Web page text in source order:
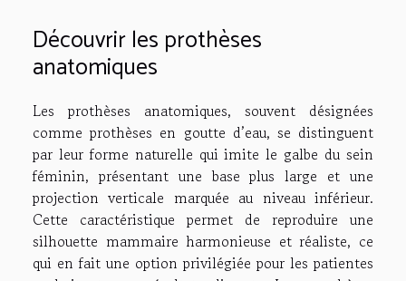
Découvrir les prothèses
anatomiques
Les prothèses anatomiques, souvent désignées
comme prothèses en goutte d’eau, se distinguent
par leur forme naturelle qui imite le galbe du sein
féminin, présentant une base plus large et une
projection verticale marquée au niveau inférieur.
Cette caractéristique permet de reproduire une
silhouette mammaire harmonieuse et réaliste, ce
qui en fait une option privilégiée pour les patientes